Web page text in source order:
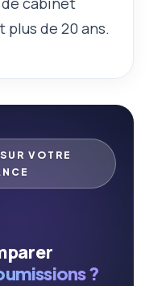
plus de 20 ans.
VOTRE
?